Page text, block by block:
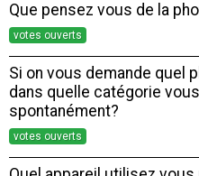
Que pensez vous de la
votes ouverts
Si on vous demande quel
dans quelle catégorie
spontanément?
votes ouverts